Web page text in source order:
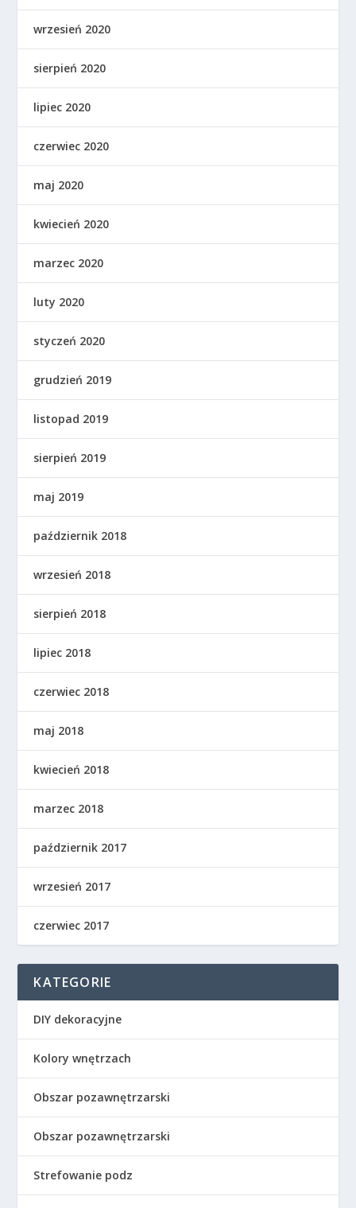
wrzesień 2020
sierpień 2020
lipiec 2020
czerwiec 2020
maj 2020
kwiecień 2020
marzec 2020
luty 2020
styczeń 2020
grudzień 2019
listopad 2019
sierpień 2019
maj 2019
październik 2018
wrzesień 2018
sierpień 2018
lipiec 2018
czerwiec 2018
maj 2018
kwiecień 2018
marzec 2018
październik 2017
wrzesień 2017
czerwiec 2017
KATEGORIE
DIY dekoracyjne
Kolory wnętrzach
Obszar pozawnętrzarski
Obszar pozawnętrzarski
Strefowanie podz